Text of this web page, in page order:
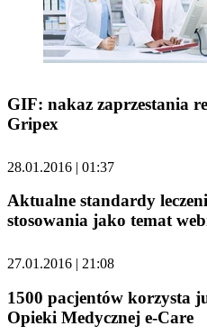
GIF: nakaz zaprzestania
Gripex
28.01.2016 | 01:37
Aktualne standardy
stosowania jako temat
27.01.2016 | 21:08
1500 pacjentów korzysta
Opieki Medycznej e-Care